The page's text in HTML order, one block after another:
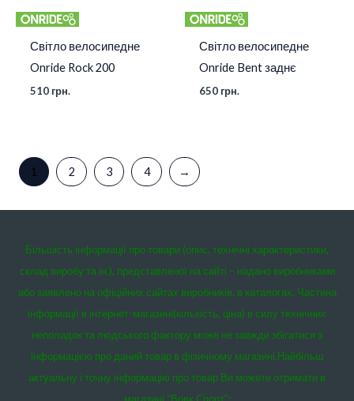
Світло велосипедне
Onride Rock 200
510 грн.
Світло велосипедне
Onride Bent заднє
650 грн.
1 2 3 4 →
Більшість інформації про товари (опис, технічні характеристики,
склад виробу та ін.), представленої на сайті – надано виробниками
або заявлено на офіційних сайтах виробників, в каталогах. Частина
інформації в інтернет-магазині(кількість, ціна) в силу технічних
неполадок та людського фактору може не завжди збігатися з
інформацією про даний товар в фізичному магазині.Найбільш
актуальну і точну інформацію про товар Ви можете отримати в